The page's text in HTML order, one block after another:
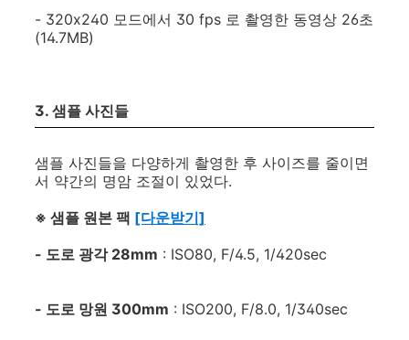
- 320x240 모드에서 30 fps 로 촬영한 동영상 26초
(14.7MB)
3. 샘플 사진들
샘플 사진들을 다양하게 촬영한 후 사이즈를 줄이면
서 약간의 명암 조절이 있었다.
※ 샘플 원본 팩 [다운받기]
- 도로 광각 28mm : ISO80, F/4.5, 1/420sec
- 도로 망원 300mm : ISO200, F/8.0, 1/340sec